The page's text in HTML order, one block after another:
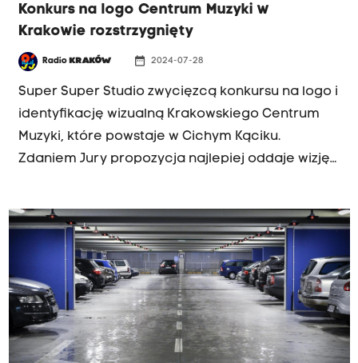
Konkurs na logo Centrum Muzyki w
Krakowie rozstrzygnięty
Radio KRAKÓW date_range 2024-07-28
Super Super Studio zwycięzcą konkursu na logo i
identyfikację wizualną Krakowskiego Centrum
Muzyki, które powstaje w Cichym Kąciku.
Zdaniem Jury propozycja najlepiej oddaje wizję
zostanie pokazana w październiku.